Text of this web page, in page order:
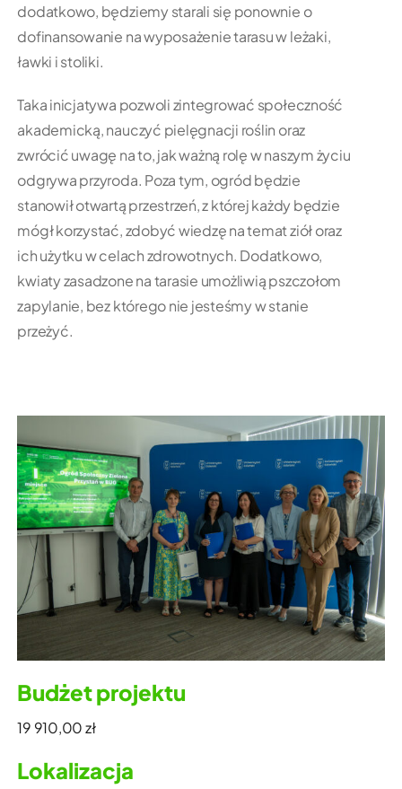
dodatkowo, będziemy starali się ponownie o
dofinansowanie na wyposażenie tarasu w leżaki,
ławki i stoliki.
Taka inicjatywa pozwoli zintegrować społeczność
akademicką, nauczyć pielęgnacji roślin oraz
zwrócić uwagę na to, jak ważną rolę w naszym życiu
odgrywa przyroda. Poza tym, ogród będzie
stanowił otwartą przestrzeń, z której każdy będzie
mógł korzystać, zdobyć wiedzę na temat ziół oraz
ich użytku w celach zdrowotnych. Dodatkowo,
kwiaty zasadzone na tarasie umożliwią pszczołom
zapylanie, bez którego nie jesteśmy w stanie
przeżyć.
Budżet projektu
19 910,00 zł
Lokalizacja